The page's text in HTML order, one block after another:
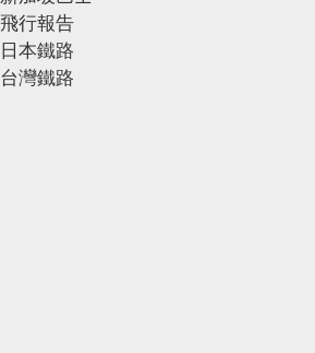
飛行報告
日本鐵路
台灣鐵路